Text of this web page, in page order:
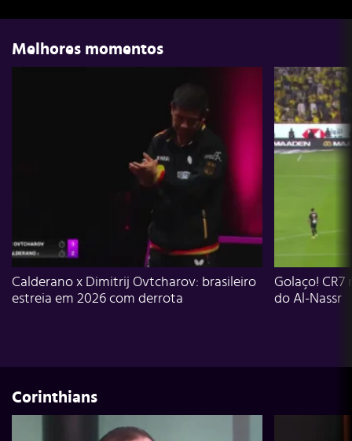
Melhores momentos
Calderano x Dimitrij Ovtcharov: brasileiro
estreia em 2026 com derrota
Golaço!
do Al-Nassr
Corinthians